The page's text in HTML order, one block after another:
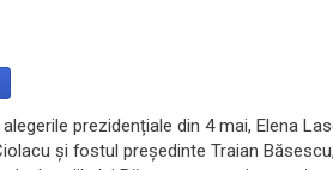
prezidențiale din 4 mai, Elena
și fostul președinte Traian